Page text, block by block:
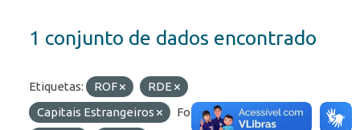
1 conjunto de dados encontrado
Etiquetas: ROF
RDE
Capitais Estrangeiros
Formatos:
HTML